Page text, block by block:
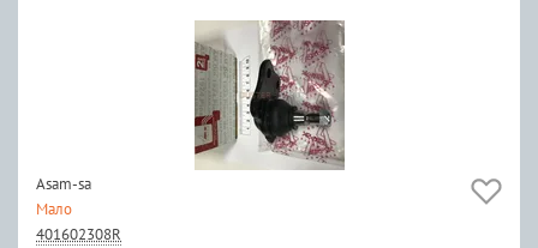
Asam-sa
Мало
401602308R